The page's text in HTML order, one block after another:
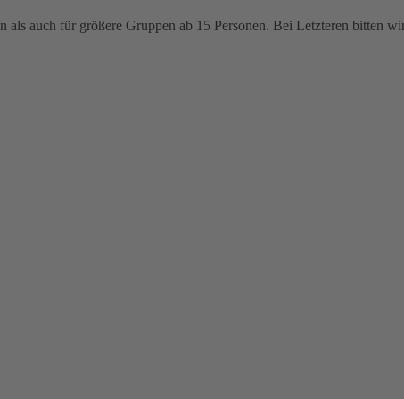
auch für größere Gruppen ab 15 Personen. Bei Letzteren bitten